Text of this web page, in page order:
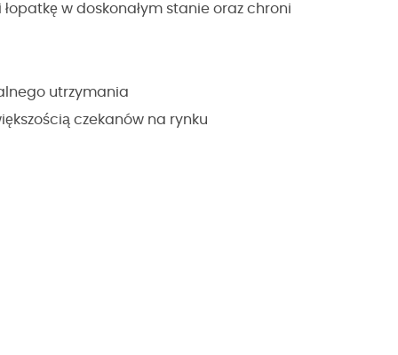
w doskonałym stanie oraz chroni
utrzymania
czekanów na rynku